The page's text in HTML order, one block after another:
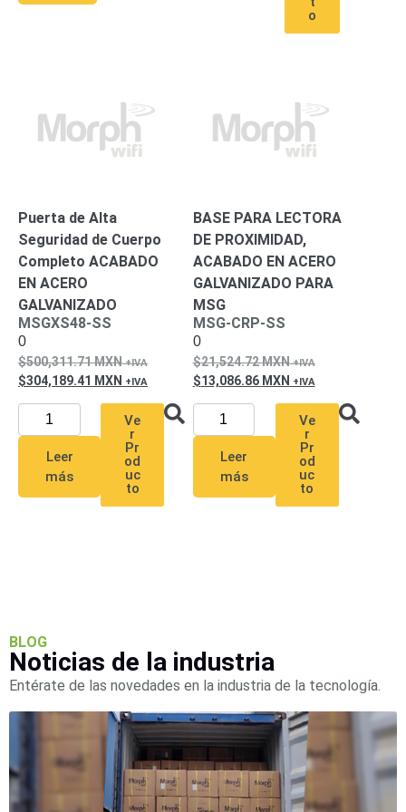
Apoyo
Pantallas
Monitores Videowall
Contra
Descargas
Coaxial Corriente
Alterna
Directa Redes
Servidores
Almacenamiento
AccesoriosAlmacenamiento
eSATADiscos
Duros
Mecánicos
Memorias
de Estado
Sólido
Software
VMS y
Analíticas
EPCOM
Cloud
HIKVISIONHoneywellWisenet
o
Puerta de Alta
Seguridad de Cuerpo
Completo ACABADO
EN ACERO
GALVANIZADO
MSGXS48-SS
0
500,311.71MXN
304,189.41 MXN
Leer
más
Ve
r
Pr
od
uc
to
BASE PARA LECTORA
DE PROXIMIDAD,
ACABADO EN ACERO
GALVANIZADO PARA
MSG
MSG-CRP-SS
0
21,524.72MXN
13,086.86 MXN
Leer
más
Ve
r
Pr
od
uc
to
BLOG
Noticias de la industria
Entérate de las novedades en la industria de la tecnología.